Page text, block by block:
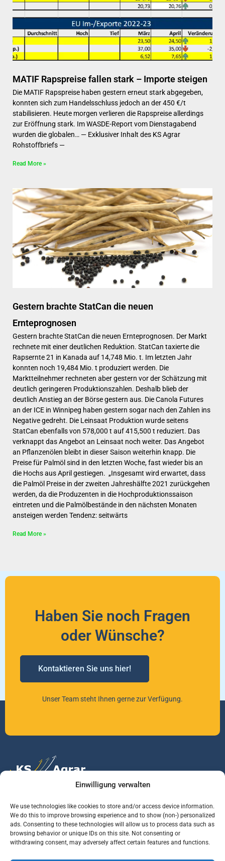
Einwilligung verwalten
We use technologies like cookies to store and/or access device information.
We do this to improve browsing experience and to show (non-) personalized
ads. Consenting to these technologies will allow us to process data such as
browsing behavior or unique IDs on this site. Not consenting or
withdrawing consent, may adversely affect certain features and functions.
MATIF Rapspreise fallen stark – Importe steigen
Die MATIF Rapspreise haben gestern erneut stark abgegeben,
konnten sich zum Handelsschluss jedoch an der 450 €/t
stabilisieren. Heute morgen verlieren die Rapspreise allerdings
zur Eröffnung stark. Im WASDE-Report vom Dienstagabend
wurden die globalen… — Exklusiver Inhalt des KS Agrar
Rohstoffbriefs —
Read More »
Gestern brachte StatCan die neuen
Ernteprognosen
Gestern brachte StatCan die neuen Ernteprognosen. Der Markt
rechnete mit einer deutlichen Reduktion. StatCan taxierte die
Rapsernte 21 in Kanada auf 14,748 Mio. t. Im letzten Jahr
konnten noch 19,484 Mio. t produziert werden. Die
Marktteilnehmer rechneten aber gestern vor der Schätzung mit
deutlich geringeren Produktionszahlen. Deshalb blieb der
deutlich Anstieg an der Börse gestern aus. Die Canola Futures
an der ICE in Winnipeg haben gestern sogar nach den Zahlen ins
Negative gedreht. Die Leinsaat Produktion wurde seitens
StatCan ebenfalls von 578,000 t auf 415,500 t reduziert. Das
verknappt das Angebot an Leinsaat noch weiter. Das Angebot
an Pflanzenölen bleibt in dieser Saison weiterhin knapp. Die
Preise für Palmöl sind in den letzten Woche, fast wieder bis an
die Hochs aus April gestiegen. „Insgesamt wird erwartet, dass
die Palmöl Preise in der zweiten Jahreshälfte 2021 zurückgehen
werden, da die Produzenten in die Hochproduktionssaison
eintreten und die Palmölbestände in den nächsten Monaten
ansteigen werden Tendenz: seitwärts
Read More »
Haben Sie noch Fragen
oder Wünsche?
Kontaktieren Sie uns hier!
Unser Team steht Ihnen gerne zur Verfügung.
Services Jobs Informationen